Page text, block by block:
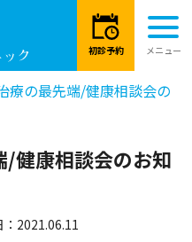
療の最先端/健康相談会の
/健康相談会のお知
2021.06.11